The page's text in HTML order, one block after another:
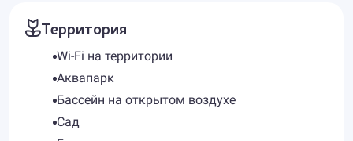
Территория
Wi-Fi на территории
Аквапарк
Бассейн на открытом воздухе
Сад